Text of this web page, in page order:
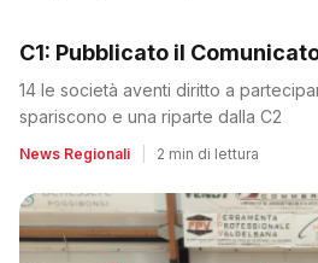
C1: Pubblicato il
14 le società aventi diritto a
spariscono e una riparte dalla C2
News Regionali 2 min di lettura